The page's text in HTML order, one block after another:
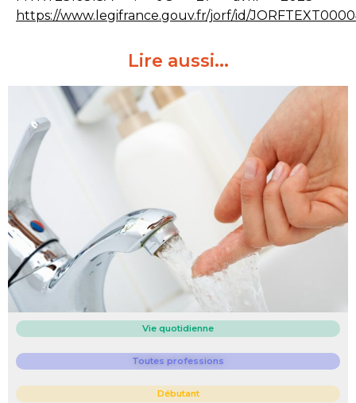
https://www.legifrance.gouv.fr/jorf/id/
Lire aussi...
Vie quotidienne
Toutes professions
Débutant